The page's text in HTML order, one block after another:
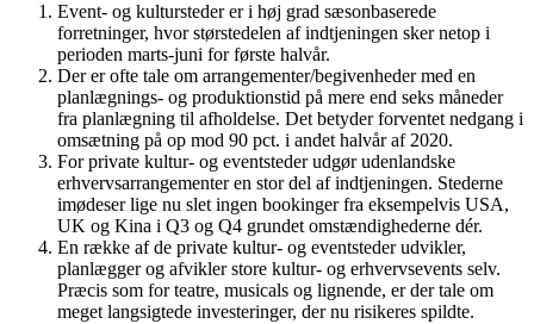
Event- og kultursteder er i høj grad sæsonbaserede
forretninger, hvor størstedelen af indtjeningen sker netop i
perioden marts-juni for første halvår.
Der er ofte tale om arrangementer/begivenheder med en
planlægnings- og produktionstid på mere end seks måneder
fra planlægning til afholdelse. Det betyder forventet nedgang i
omsætning på op mod 90 pct. i andet halvår af 2020.
For private kultur- og eventsteder udgør udenlandske
erhvervsarrangementer en stor del af indtjeningen. Stederne
imødeser lige nu slet ingen bookinger fra eksempelvis USA,
UK og Kina i Q3 og Q4 grundet omstændighederne dér.
En række af de private kultur- og eventsteder udvikler,
planlægger og afvikler store kultur- og erhvervsevents selv.
Præcis som for teatre, musicals og lignende, er der tale om
meget langsigtede investeringer, der nu risikeres spildte.